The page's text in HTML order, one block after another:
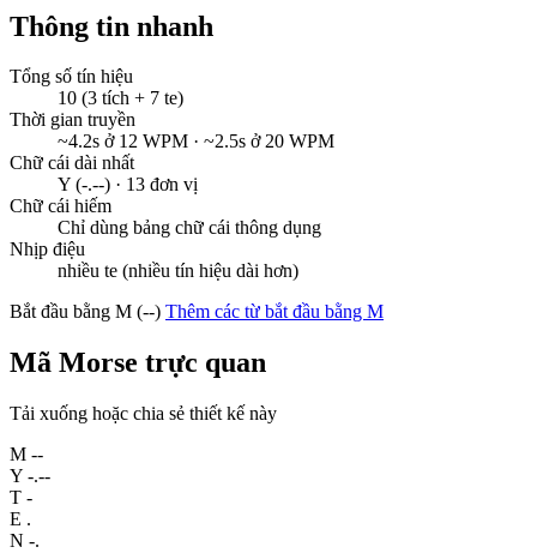
Thông tin nhanh
Tổng số tín hiệu
10 (3 tích + 7 te)
Thời gian truyền
~4.2s ở 12 WPM · ~2.5s ở 20 WPM
Chữ cái dài nhất
Y (-.--) · 13 đơn vị
Chữ cái hiếm
Chỉ dùng bảng chữ cái thông dụng
Nhịp điệu
nhiều te (nhiều tín hiệu dài hơn)
Bắt đầu bằng M (--) Thêm các từ bắt đầu bằng M
Mã Morse trực quan
Tải xuống hoặc chia sẻ thiết kế này
M --
Y -.--
T -
E .
N -.